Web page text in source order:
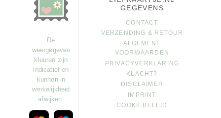
De
weergegeven
kleuren zijn
indicatief en
kunnen in
werkelijkheid
afwijken.
GEGEVENS
CONTACT
VERZENDING & RETOUR
ALGEMENE
VOORWAARDEN
PRIVACYVERKLARING
KLACHT?
DISCLAIMER
IMPRINT
COOKIEBELEID